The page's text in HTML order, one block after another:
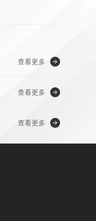
查看更多
查看更多
查看更多